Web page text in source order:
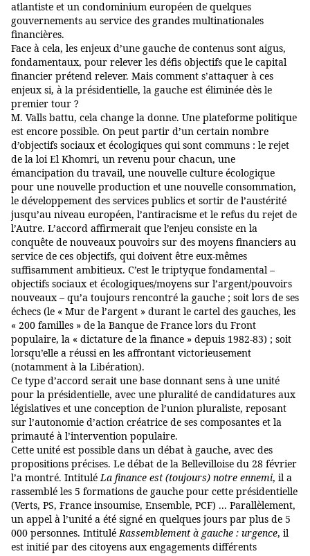
atlantiste et un condominium européen de quelques
gouvernements au service des grandes multinationales
financières.
Face à cela, les enjeux d’une gauche de contenus sont aigus,
fondamentaux, pour relever les défis objectifs que le capital
financier prétend relever. Mais comment s’attaquer à ces
enjeux si, à la présidentielle, la gauche est éliminée dès le
premier tour ?
M. Valls battu, cela change la donne. Une plateforme politique
est encore possible. On peut partir d’un certain nombre
d’objectifs sociaux et écologiques qui sont communs : le rejet
de la loi El Khomri, un revenu pour chacun, une
émancipation du travail, une nouvelle culture écologique
pour une nouvelle production et une nouvelle consommation,
le développement des services publics et sortir de l’austérité
jusqu’au niveau européen, l’antiracisme et le refus du rejet de
l’Autre. L’accord affirmerait que l’enjeu consiste en la
conquête de nouveaux pouvoirs sur des moyens financiers au
service de ces objectifs, qui doivent être eux-mêmes
suffisamment ambitieux. C’est le triptyque fondamental–
objectifs sociaux et écologiques/moyens sur l’argent/pouvoirs
nouveaux – qu’a toujours rencontré la gauche ; soit lors de ses
échecs (le « Mur de l’argent » durant le cartel des gauches, les
« 200 familles » de la Banque de France lors du Front
populaire, la « dictature de la finance » depuis 1982-83) ; soit
lorsqu’elle a réussi en les affrontant victorieusement
(notamment à la Libération).
Ce type d’accord serait une base donnant sens à une unité
pour la présidentielle, avec une pluralité de candidatures aux
législatives et une conception de l’union pluraliste, reposant
sur l’autonomie d’action créatrice de ses composantes et la
primauté à l’intervention populaire.
Cette unité est possible dans un débat à gauche, avec des
propositions précises. Le débat de la Bellevilloise du 28 février
l’a montré. IntituléLa finance est (toujours) notre ennemi, il a
rassemblé les 5 formations de gauche pour cette présidentielle
(Verts, PS, France insoumise, Ensemble, PCF) ... Parallèlement,
un appel à l’unité a été signé en quelques jours par plus de 5
000 personnes. IntituléRassemblement à gauche : urgence, il
est initié par des citoyens aux engagements différents